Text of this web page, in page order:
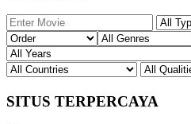
SITUS TERPERCAYA